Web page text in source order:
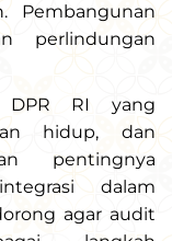
Pembangunan
perlindungan
DPR RI yang
hidup, dan
pentingnya
dalam
agar audit